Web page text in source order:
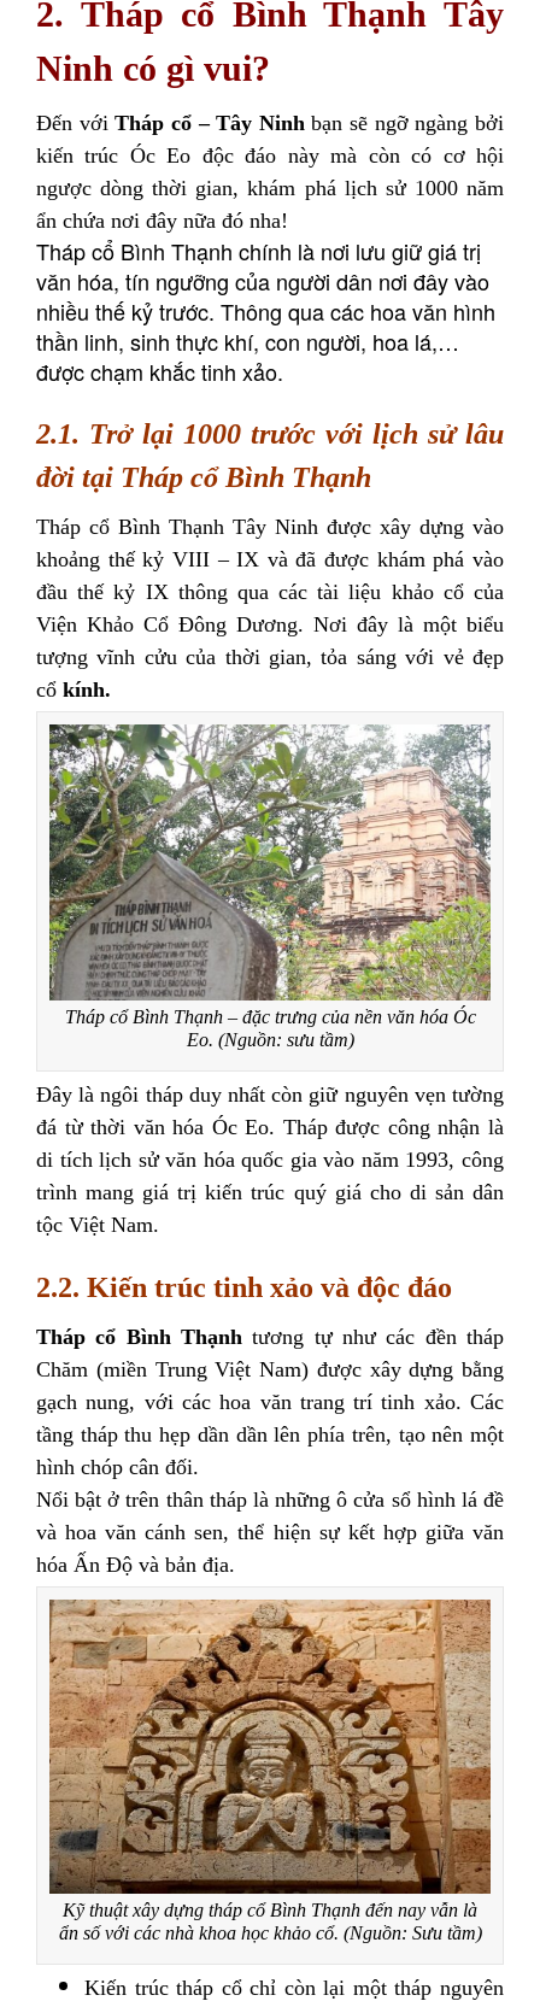
2. Tháp cổ Bình Thạnh Tây
Ninh có gì vui?
Đến vớiTháp cổ – Tây Ninhbạn sẽ ngỡ ngàng bởi
kiến trúc Óc Eo độc đáo này mà còn có cơ hội
ngược dòng thời gian, khám phá lịch sử 1000 năm
ẩn chứa nơi đây nữa đó nha!
Tháp cổ Bình Thạnh chính là nơi lưu giữ giá trị
văn hóa, tín ngưỡng của người dân nơi đây vào
nhiều thế kỷ trước. Thông qua các hoa văn hình
thần linh, sinh thực khí, con người, hoa lá,…
được chạm khắc tinh xảo.
2.1. Trở lại 1000 trước với lịch sử lâu
đời tại Tháp cổ Bình Thạnh
Tháp cổ Bình Thạnh Tây Ninh được xây dựng vào
khoảng thế kỷ VIII – IX và đã được khám phá vào
đầu thế kỷ IX thông qua các tài liệu khảo cổ của
Viện Khảo Cổ Đông Dương. Nơi đây là một biểu
tượng vĩnh cửu của thời gian, tỏa sáng với vẻ đẹp
cổ kính.
Tháp cổ Bình Thạnh – đặc trưng của nền văn hóa Óc
Eo. (Nguồn: sưu tầm)
Đây là ngôi tháp duy nhất còn giữ nguyên vẹn tường
đá từ thời văn hóa Óc Eo. Tháp được công nhận là
di tích lịch sử văn hóa quốc gia vào năm 1993, công
trình mang giá trị kiến trúc quý giá cho di sản dân
tộc Việt Nam.
2.2. Kiến trúc tinh xảo và độc đáo
Tháp cổ Bình Thạnh tương tự như các đền tháp
Chăm (miền Trung Việt Nam) đượcxây dựng bằng
gạch nung, với các hoa văn trang trí tinh xảo. Các
tầng tháp thu hẹp dần dần lên phía trên, tạo nên một
hình chóp cân đối.
Nổi bật ở trên thân tháp là những ô cửa sổ hình lá đề
và hoa văn cánh sen, thể hiện sự kết hợp giữa văn
hóa Ấn Độ và bản địa.
Kỹ thuật xây dựng tháp cổ Bình Thạnh đến nay vẫn là
ẩn số với các nhà khoa học khảo cổ. (Nguồn: Sưu tầm)
Kiến trúc tháp cổ chỉ còn lại một tháp nguyên